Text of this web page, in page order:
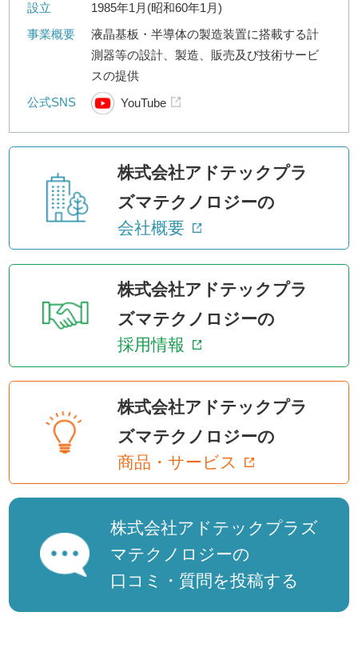
設立
1985年1月(昭和60年1月)
事業概要
液晶基板・半導体の製造装置に搭載する計
測器等の設計、製造、販売及び技術サービ
スの提供
公式SNS
YouTube
株式会社アドテックプラ
ズマテクノロジーの
会社概要
株式会社アドテックプラ
ズマテクノロジーの
採用情報
株式会社アドテックプラ
ズマテクノロジーの
商品・サービス
株式会社アドテックプラズ
マテクノロジーの
口コミ・質問を投稿する